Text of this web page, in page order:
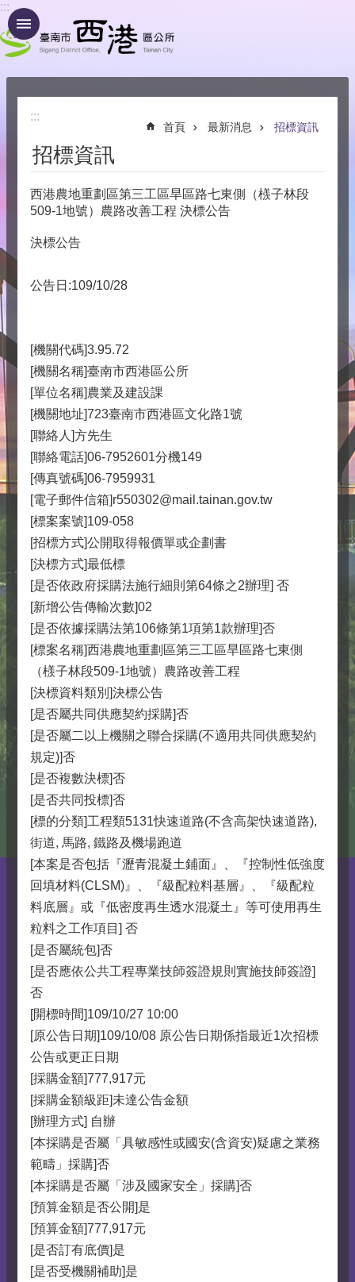
跳到主要內容區塊
:::
:::
首頁 最新消息 招標資訊
招標資訊
西港農地重劃區第三工區旱區路七東側（檨子林段
509-1地號）農路改善工程 決標公告
決標公告
公告日:109/10/28
[機關代碼]3.95.72
[機關名稱]臺南市西港區公所
[單位名稱]農業及建設課
[機關地址]723臺南市西港區文化路1號
[聯絡人]方先生
[聯絡電話]06-7952601分機149
[傳真號碼]06-7959931
[電子郵件信箱]r550302@mail.tainan.gov.tw
[標案案號]109-058
[招標方式]公開取得報價單或企劃書
[決標方式]最低標
[是否依政府採購法施行細則第64條之2辦理] 否
[新增公告傳輸次數]02
[是否依據採購法第106條第1項第1款辦理]否
[標案名稱]西港農地重劃區第三工區旱區路七東側
（檨子林段509-1地號）農路改善工程
[決標資料類別]決標公告
[是否屬共同供應契約採購]否
[是否屬二以上機關之聯合採購(不適用共同供應契約
規定)]否
[是否複數決標]否
[是否共同投標]否
[標的分類]工程類5131快速道路(不含高架快速道路),
街道, 馬路, 鐵路及機場跑道
[本案是否包括『瀝青混凝土鋪面』、『控制性低強度
回填材料(CLSM)』、『級配粒料基層』、『級配粒
料底層』或『低密度再生透水混凝土』等可使用再生
粒料之工作項目] 否
[是否屬統包]否
[是否應依公共工程專業技師簽證規則實施技師簽證]
否
[開標時間]109/10/27 10:00
[原公告日期]109/10/08 原公告日期係指最近1次招標
公告或更正日期
[採購金額]777,917元
[採購金額級距]未達公告金額
[辦理方式] 自辦
[本採購是否屬「具敏感性或國安(含資安)疑慮之業務
範疇」採購]否
[本採購是否屬「涉及國家安全」採購]否
[預算金額是否公開]是
[預算金額]777,917元
[是否訂有底價]是
[是否受機關補助]是